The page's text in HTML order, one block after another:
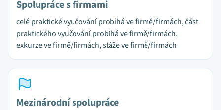
Spolupráce s firmami
celé praktické vyučování probíhá ve firmě/firmách, část
praktického vyučování probíhá ve firmě/firmách,
exkurze ve firmě/firmách, stáže ve firmě/firmách
Mezinárodní spolupráce